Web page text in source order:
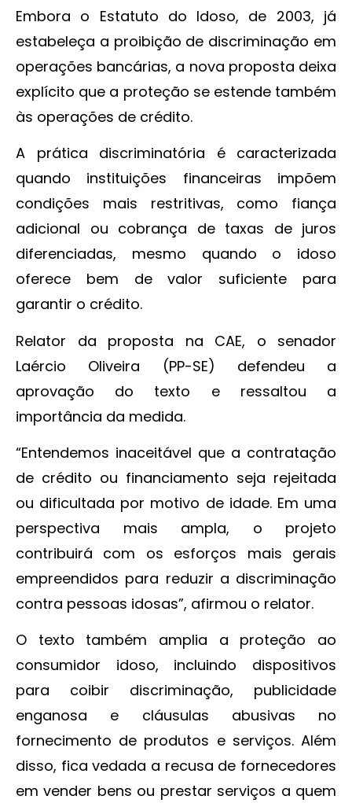
Embora o Estatuto do Idoso, de 2003, já
estabeleça a proibição de discriminação em
operações bancárias, a nova proposta deixa
explícito que a proteção se estende também
às operações de crédito.
A prática discriminatória é caracterizada
quando instituições financeiras impõem
condições mais restritivas, como fiança
adicional ou cobrança de taxas de juros
diferenciadas, mesmo quando o idoso
oferece bem de valor suficiente para
garantir o crédito.
Relator da proposta na CAE, o senador
Laércio Oliveira (PP-SE) defendeu a
aprovação do texto e ressaltou a
importância da medida.
“Entendemos inaceitável que a contratação
de crédito ou financiamento seja rejeitada
ou dificultada por motivo de idade. Em uma
perspectiva mais ampla, o projeto
contribuirá com os esforços mais gerais
empreendidos para reduzir a discriminação
contra pessoas idosas”, afirmou o relator.
O texto também amplia a proteção ao
consumidor idoso, incluindo dispositivos
para coibir discriminação, publicidade
enganosa e cláusulas abusivas no
fornecimento de produtos e serviços. Além
disso, fica vedada a recusa de fornecedores
em vender bens ou prestar serviços a quem